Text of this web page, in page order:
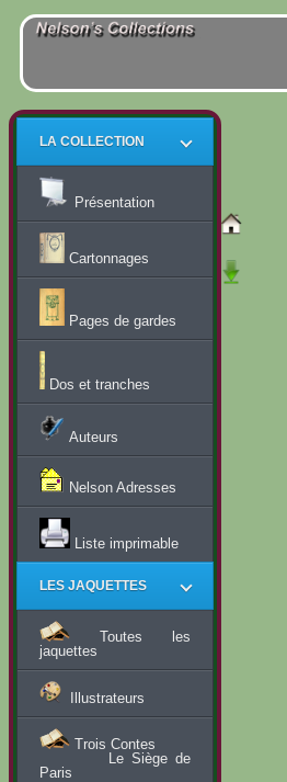
LA COLLECTION
Présentation
Cartonnages
Pages de gardes
Dos et tranches
Auteurs
Nelson Adresses
Liste imprimable
LES JAQUETTES
Toutes les
jaquettes
Illustrateurs
Trois Contes
Le Siège de
Paris